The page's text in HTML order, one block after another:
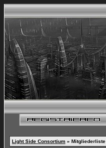
Light Side Consortium » Mitgliederliste